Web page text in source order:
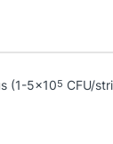
(1-5×105 CFU/